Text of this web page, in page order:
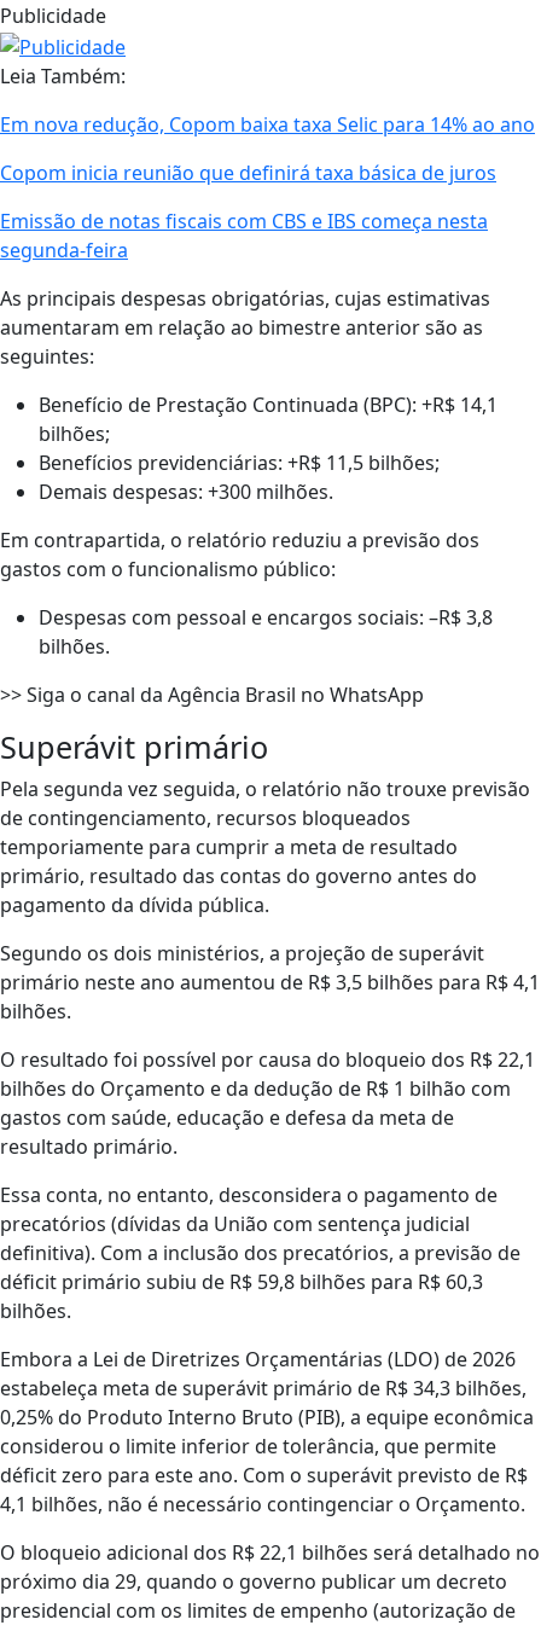
Publicidade
Leia Também:
Em nova redução, Copom baixa taxa Selic para 14% ao ano
Copom inicia reunião que definirá taxa básica de juros
Emissão de notas fiscais com CBS e IBS começa nesta
segunda-feira
As principais despesas obrigatórias, cujas estimativas
aumentaram em relação ao bimestre anterior são as
seguintes:
Benefício de Prestação Continuada (BPC): +R$ 14,1
bilhões;
Benefícios previdenciárias: +R$ 11,5 bilhões;
Demais despesas: +300 milhões.
Em contrapartida, o relatório reduziu a previsão dos
gastos com o funcionalismo público:
Despesas com pessoal e encargos sociais: –R$ 3,8
bilhões.
>> Siga o canal da Agência Brasil no WhatsApp
Superávit primário
Pela segunda vez seguida, o relatório não trouxe previsão
de contingenciamento, recursos bloqueados
temporiamente para cumprir a meta de resultado
primário, resultado das contas do governo antes do
pagamento da dívida pública.
Segundo os dois ministérios, a projeção de superávit
primário neste ano aumentou de R$ 3,5 bilhões para R$ 4,1
bilhões.
O resultado foi possível por causa do bloqueio dos R$ 22,1
bilhões do Orçamento e da dedução de R$ 1 bilhão com
gastos com saúde, educação e defesa da meta de
resultado primário.
Essa conta, no entanto, desconsidera o pagamento de
precatórios (dívidas da União com sentença judicial
definitiva). Com a inclusão dos precatórios, a previsão de
déficit primário subiu de R$ 59,8 bilhões para R$ 60,3
bilhões.
Embora a Lei de Diretrizes Orçamentárias (LDO) de 2026
estabeleça meta de superávit primário de R$ 34,3 bilhões,
0,25% do Produto Interno Bruto (PIB), a equipe econômica
considerou o limite inferior de tolerância, que permite
déficit zero para este ano. Com o superávit previsto de R$
4,1 bilhões, não é necessário contingenciar o Orçamento.
O bloqueio adicional dos R$ 22,1 bilhões será detalhado no
próximo dia 29, quando o governo publicar um decreto
presidencial com os limites de empenho (autorização de